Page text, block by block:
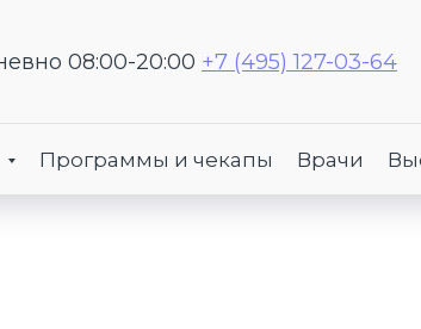
08:00-20:00 +7 (495) 127-03-64
Программы и чекапы Врачи